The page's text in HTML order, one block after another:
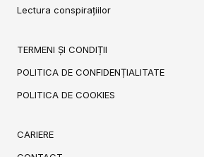
Lectura conspirațiilor
TERMENI ȘI CONDIȚII
POLITICA DE CONFIDENȚIALITATE
POLITICA DE COOKIES
CARIERE